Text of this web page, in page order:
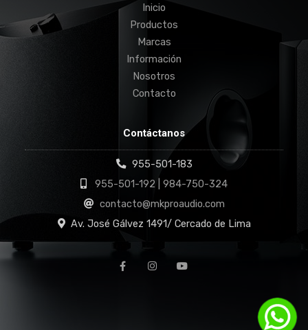
Inicio
Productos
Marcas
Información
Nosotros
Contacto
Contáctanos
955-501-183
955-501-192 | 984-750-324
contacto@mkproaudio.com
Av. José Gálvez 1491/ Cercado de Lima